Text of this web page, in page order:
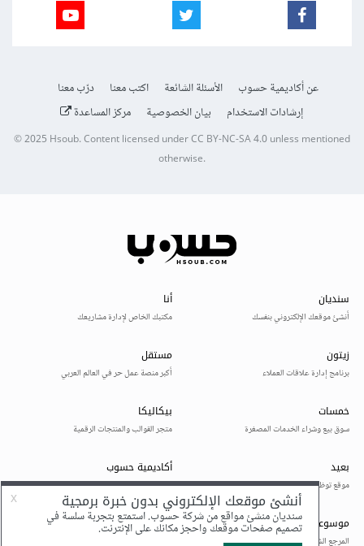
عن أكاديمية حسوب الأسئلة الشائعة اكتب معنا
درّب معنا
إرشادات الاستخدام
بيان الخصوصية مركز المساعدة
© 2025Hsoub.Content licensed underCC BY-NC-SA 4.0unless mentioned
otherwise.